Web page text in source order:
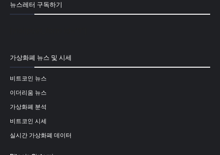
뉴스레터 구독하기
가상화폐 뉴스 및 시세
비트코인 뉴스
이더리움 뉴스
가상화폐 분석
비트코인 시세
실시간 가상화폐 데이터